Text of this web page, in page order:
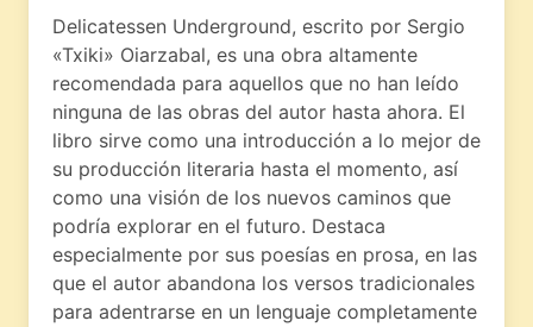
Delicatessen Underground, escrito por Sergio
«Txiki» Oiarzabal, es una obra altamente
recomendada para aquellos que no han leído
ninguna de las obras del autor hasta ahora. El
libro sirve como una introducción a lo mejor de
su producción literaria hasta el momento, así
como una visión de los nuevos caminos que
podría explorar en el futuro. Destaca
especialmente por sus poesías en prosa, en las
que el autor abandona los versos tradicionales
para adentrarse en un lenguaje completamente